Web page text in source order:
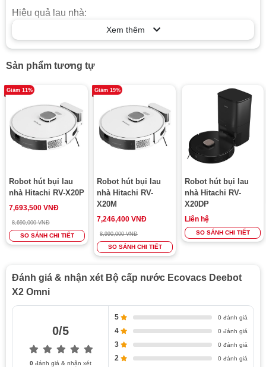
Hiệu quả lau nhà:
Việc tự động cấp nước đảm bảo giẻ lau luôn được ẩm
ướt, giúp lau nhà hiệu quả hơn.
Tính năng này giúp người dùng tiết kiệm thời gian và
công sức, không cần phải thường xuyên thay nước cho
robot.
Xem thêm
Sản phẩm tương tự
Giảm 11%
Robot hút bụi lau
nhà Hitachi RV-X20P
7,693,500 VNĐ
8,690,000 VNĐ
SO SÁNH CHI TIẾT
Giảm 19%
Robot hút bụi lau
nhà Hitachi RV-
X20M
7,246,400 VNĐ
8,990,000 VNĐ
SO SÁNH CHI TIẾT
Robot hút bụi lau
nhà Hitachi RV-
X20DP
Liên hệ
SO SÁNH CHI TIẾT
Đánh giá & nhận xét Bộ cấp nước Ecovacs Deebot
X2 Omni
0/5
0đánh giá & nhận xét
5 0 đánh giá
4 0 đánh giá
3 0 đánh giá
2 0 đánh giá